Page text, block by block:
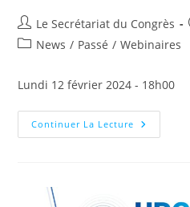
Le Secrétariat du Congrès
News / Passé / Webinaires
Lundi 12 février 2024 - 18h00
Continuer La Lecture